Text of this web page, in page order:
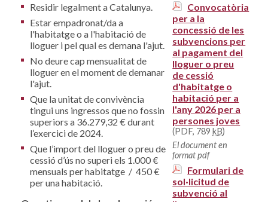
Residir legalment a Catalunya.
Estar empadronat/da a
l'habitatge o a l'habitació de
lloguer i pel qual es demana l'ajut.
No deure cap mensualitat de
lloguer en el moment de demanar
l'ajut.
Que la unitat de convivència
tingui uns ingressos que no fossin
superiors a 36.279,32 € durant
l’exercici de 2024.
Que l’import del lloguer o preu de
cessió d’ús no superi els 1.000 €
mensuals per habitatge / 450 €
per una habitació.
Convocatòria
per a la
concessió de les
subvencions per
al pagament del
lloguer o preu
de cessió
d'habitatge o
habitació per a
l'any 2026 per a
persones joves
(PDF, 789kB)
El document en
format pdf
Formulari de
sol·licitud de
subvenció al